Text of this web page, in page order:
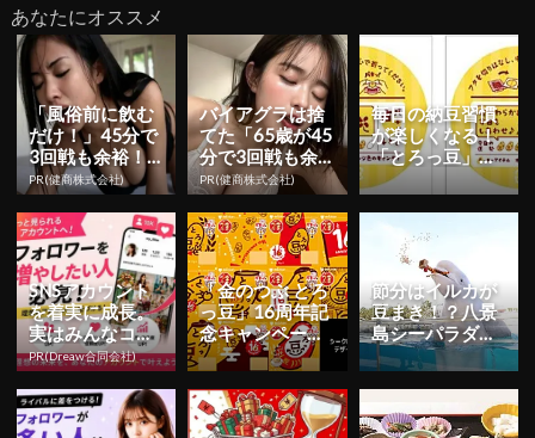
あなたにオススメ
「風俗前に飲む
だけ！」45分で
3回戦も余裕！9
80円で朝まで絶
好調
PR(健商株式会社)
バイアグラは捨
てた「65歳が45
分で3回戦も余
裕」1日31円で
朝まで絶好調！
PR(健商株式会社)
毎日の納豆習慣
が楽しくなる！
「とろっ豆」に
『パキッ！と占
い』が付いて期
間限定で新...
SNSアカウント
を着実に成長。
実はみんなココ
使ってます。
PR(Dreaw合同会社)
「金のつぶ とろ
っ豆」16周年記
念キャンペーン
開催！WEB 動画
も公開 | YE...
節分はイルカが
豆まき！？八景
島シーパラダイ
スにて開催